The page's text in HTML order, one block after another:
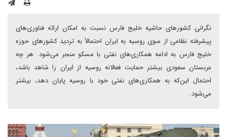
نگرانی کشورهای حاشیه خلیج فارس نسبت به امکان ارائه فناوری‌های
پیشرفته نظامی از سوی روسیه به ایران احتمالاً به تردید کشورهای حوزه
خلیج فارس به ادامه همکاری‌های نفتی با مسکو منجر می‌شود. هر چه
عربستان سعودی بیشتر حمایت فعالانه روسیه از ایران را شاهد باشد،
احتمال این‌که به همکاری‌های نفتی خود با روسیه پایان دهد، بیشتر
می‌شود.